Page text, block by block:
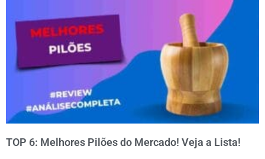
TOP 6: Melhores Pilões do Mercado! Veja a Lista!